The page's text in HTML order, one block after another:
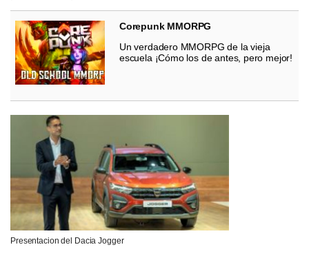
Corepunk MMORPG
Un verdadero MMORPG de la vieja
escuela ¡Cómo los de antes, pero mejor!
Presentacion del Dacia Jogger